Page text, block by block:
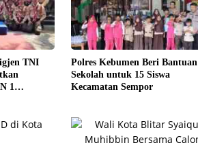
TNI
1
Polres Kebumen Beri Bantuan
Sekolah untuk 15 Siswa
Kecamatan Sempor